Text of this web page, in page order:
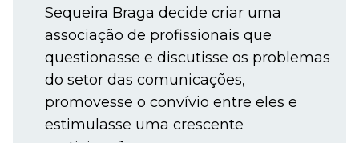
Sequeira Braga decide criar uma
associação de profissionais que
questionasse e discutisse os problemas
do setor das comunicações,
promovesse o convívio entre eles e
estimulasse uma crescente